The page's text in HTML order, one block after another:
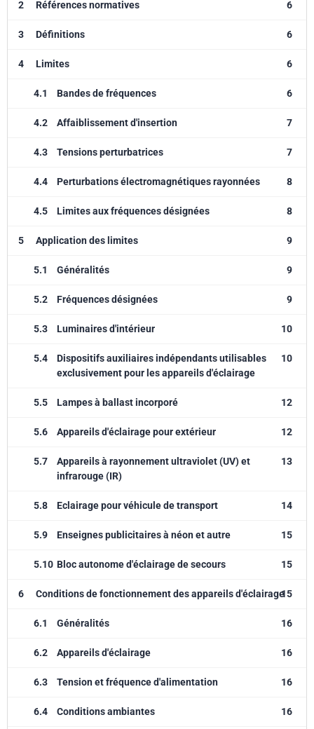
2 Références normatives 6
3 Définitions 6
4 Limites 6
4.1 Bandes de fréquences 6
4.2 Affaiblissement d'insertion 7
4.3 Tensions perturbatrices 7
4.4 Perturbations électromagnétiques rayonnées 8
4.5 Limites aux fréquences désignées 8
5 Application des limites 9
5.1 Généralités 9
5.2 Fréquences désignées 9
5.3 Luminaires d'intérieur 10
5.4
Dispositifs auxiliaires indépendants utilisables
exclusivement pour les appareils d'éclairage
10
5.5 Lampes à ballast incorporé 12
5.6 Appareils d'éclairage pour extérieur 12
5.7
Appareils à rayonnement ultraviolet (UV) et
infrarouge (IR)
13
5.8 Eclairage pour véhicule de transport 14
5.9 Enseignes publicitaires à néon et autre 15
5.10 Bloc autonome d'éclairage de secours 15
6 Conditions de fonctionnement des appareils d'éclairage15
6.1 Généralités 16
6.2 Appareils d'éclairage 16
6.3 Tension et fréquence d'alimentation 16
6.4 Conditions ambiantes 16